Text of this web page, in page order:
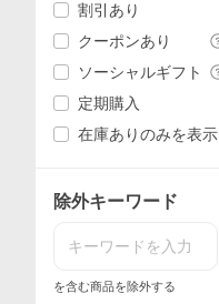
割引あり
クーポンあり
ソーシャルギフト
定期購入
在庫ありのみを表示
除外キーワード
を含む商品を除外する